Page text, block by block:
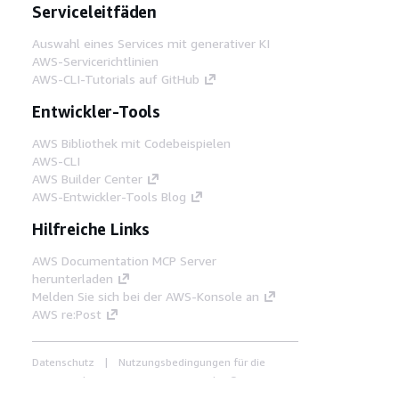
Serviceleitfäden
Auswahl eines Services mit generativer KI
AWS-Servicerichtlinien
AWS-CLI-Tutorials auf GitHub
Entwickler-Tools
AWS Bibliothek mit Codebeispielen
AWS-CLI
AWS Builder Center
AWS-Entwickler-Tools Blog
Hilfreiche Links
AWS Documentation MCP Server
herunterladen
Melden Sie sich bei der AWS-Konsole an
AWS re:Post
Datenschutz
Nutzungsbedingungen für die
© 2026,